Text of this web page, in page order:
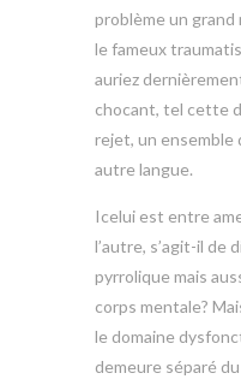
problème un grand
le fameux
auriez
chocant, tel cette
rejet, un ensemble
autre langue.
Icelui est entre
l’autre, s’agit-il de
pyrrolique mais
corps mentale?
le domaine
demeure séparé